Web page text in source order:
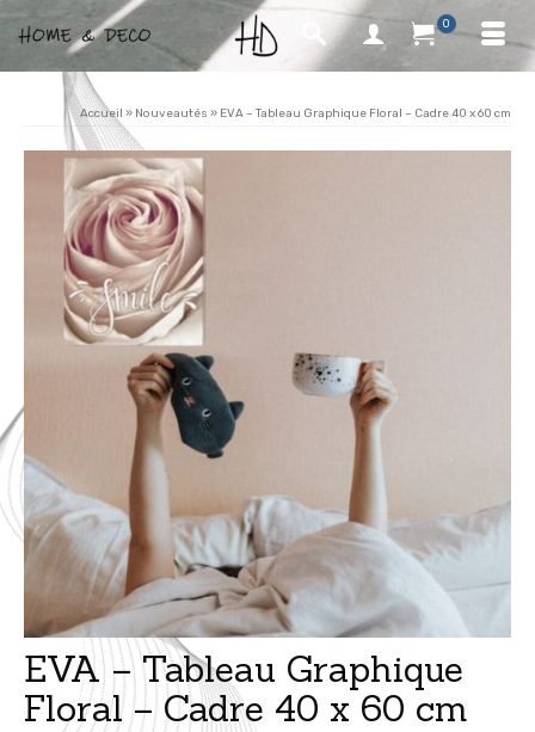
0
Accueil » Nouveautés » EVA – Tableau Graphique Floral – Cadre 40 x 60 cm
EVA – Tableau Graphique
Floral – Cadre 40 x 60 cm